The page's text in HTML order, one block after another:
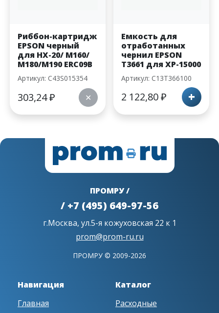
Риббон-картридж
EPSON черный
для HX-20/ M160/
M180/M190 ERC09B
Артикул: C43S015354
303,24₽ ✕
Емкость для
отработанных
чернил EPSON
T3661 для XP-15000
Артикул: C13T366100
2 122,80₽ +
ПРОМРУ /
/ +7 (495) 649-97-56
г.Москва, ул.5-я кожуховская 22 к 1
prom@prom-ru.ru
ПРОМРУ © 2009-2026
Навигация
Главная
Каталог
Расходные